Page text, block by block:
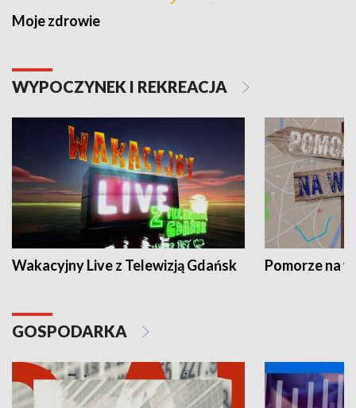
Moje zdrowie
WYPOCZYNEK I REKREACJA
Wakacyjny Live z Telewizją Gdańsk Pomorze na
GOSPODARKA